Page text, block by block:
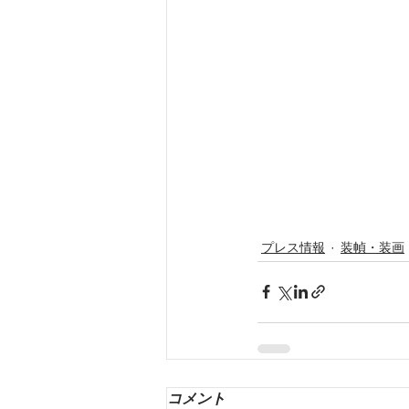
プレス情報 装幀・装画
コメント